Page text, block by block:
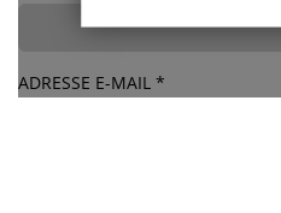
ADRESSE E-MAIL *